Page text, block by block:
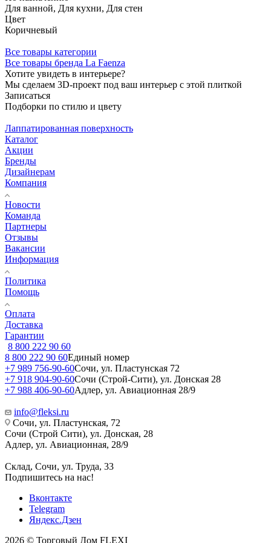
Для ванной, Для кухни, Для стен
Цвет
Коричневый
Все товары категории
Все товары бренда La Faenza
Хотите увидеть в интерьере?
Мы сделаем 3D-проект под ваш интерьер с этой плиткой
Записаться
Подборки по стилю и цвету
Лаппатированная поверхность
Каталог
Акции
Бренды
Дизайнерам
Компания
Новости
Команда
Партнеры
Отзывы
Вакансии
Информация
Политика
Помощь
Оплата
Доставка
Гарантии
8 800 222 90 60
8 800 222 90 60Единый номер
+7 989 756-90-60Сочи, ул. Пластунская 72
+7 918 904-90-60Сочи (Строй-Сити), ул. Донская 28
+7 988 406-90-60Адлер, ул. Авиационная 28/9
info@fleksi.ru
Сочи, ул. Пластунская, 72
Сочи (Строй Сити), ул. Донская, 28
Адлер, ул. Авиационная, 28/9
Склад, Сочи, ул. Труда, 33
Подпишитесь на нас!
Вконтакте
Telegram
Яндекс.Дзен
2026 © Торговый Дом FLEXI